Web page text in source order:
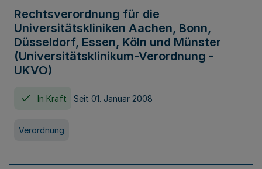
Rechtsverordnung für die
Universitätskliniken Aachen, Bonn,
Düsseldorf, Essen, Köln und Münster
(Universitätsklinikum-Verordnung -
UKVO)
In Kraft Seit 01. Januar 2008
Verordnung